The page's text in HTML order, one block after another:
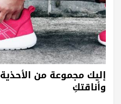
إليك مجموعة من
وأناقتكِ